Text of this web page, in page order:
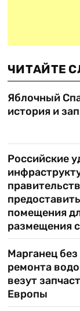
ЧИТАЙТЕ
Яблочный
история и
Российские
помещения
размещения
Марганец
ремонта
везут
Европы